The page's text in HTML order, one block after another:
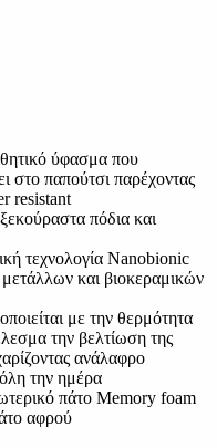
ύφασμα που
στο παπούτσι παρέχοντας
resistant
πόδια και
τεχνολογία Nanobionic
και βιοκεραμικών
με την θερμότητα
την βελτίωση της
ανάλαφρο
την ημέρα
πάτο Memory foam
αφρού